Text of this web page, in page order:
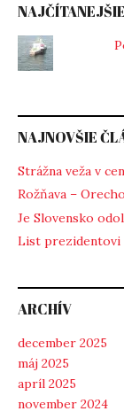
NAJNOVŠIE
Strážna veža v
Rožňava –
Je Slovensko
List prezidentovi
ARCHÍV
december 2025
máj 2025
apríl 2025
november 2024